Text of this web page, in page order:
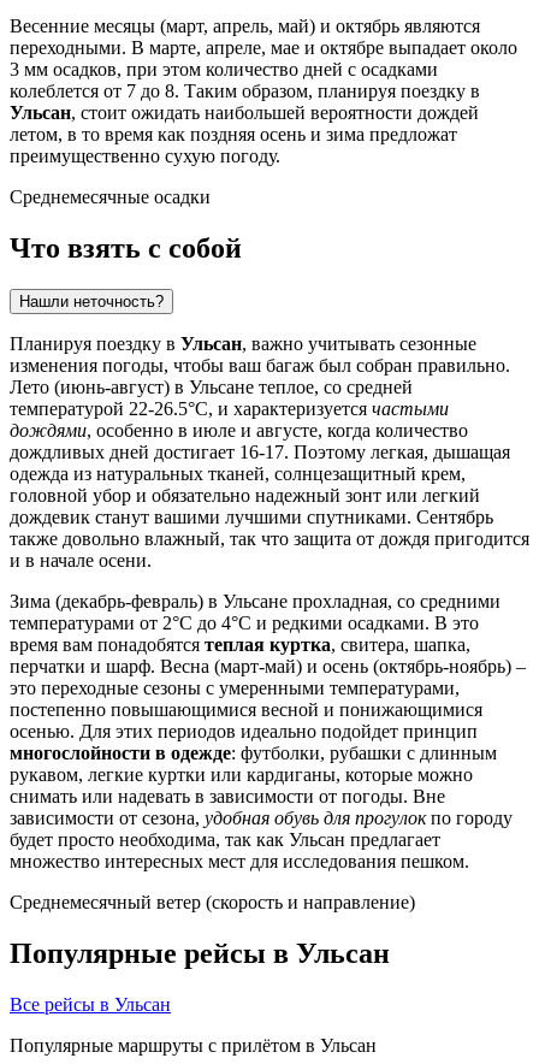
Весенние месяцы (март, апрель, май) и октябрь являются
переходными. В марте, апреле, мае и октябре выпадает около
3 мм осадков, при этом количество дней с осадками
колеблется от 7 до 8. Таким образом, планируя поездку в
Ульсан, стоит ожидать наибольшей вероятности дождей
летом, в то время как поздняя осень и зима предложат
преимущественно сухую погоду.
Среднемесячные осадки
Что взять с собой
Нашли неточность?
Планируя поездку в Ульсан, важно учитывать сезонные
изменения погоды, чтобы ваш багаж был собран правильно.
Лето (июнь-август) в Ульсане теплое, со средней
температурой 22-26.5°C, и характеризуется частыми
дождями, особенно в июле и августе, когда количество
дождливых дней достигает 16-17. Поэтому легкая, дышащая
одежда из натуральных тканей, солнцезащитный крем,
головной убор и обязательно надежный зонт или легкий
дождевик станут вашими лучшими спутниками. Сентябрь
также довольно влажный, так что защита от дождя пригодится
и в начале осени.
Зима (декабрь-февраль) в Ульсане прохладная, со средними
температурами от 2°C до 4°C и редкими осадками. В это
время вам понадобятся теплая куртка, свитера, шапка,
перчатки и шарф. Весна (март-май) и осень (октябрь-ноябрь) –
это переходные сезоны с умеренными температурами,
постепенно повышающимися весной и понижающимися
осенью. Для этих периодов идеально подойдет принцип
многослойности в одежде: футболки, рубашки с длинным
рукавом, легкие куртки или кардиганы, которые можно
снимать или надевать в зависимости от погоды. Вне
зависимости от сезона, удобная обувь для прогулокпо городу
будет просто необходима, так как Ульсан предлагает
множество интересных мест для исследования пешком.
Среднемесячный ветер (скорость и направление)
Популярные рейсы в Ульсан
Все рейсы в Ульсан
Популярные маршруты с прилётом в Ульсан